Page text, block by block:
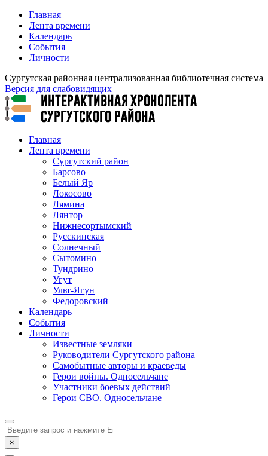
Главная
Лента времени
Календарь
События
Личности
Сургутская районная централизованная библиотечная система
Версия для слабовидящих
Главная
Лента времени
Сургутский район
Барсово
Белый Яр
Локосово
Лямина
Лянтор
Нижнесортымский
Русскинская
Солнечный
Сытомино
Тундрино
Угут
Ульт-Ягун
Федоровский
Календарь
События
Личности
Известные земляки
Руководители Сургутского района
Самобытные авторы и краеведы
Герои войны. Односельчане
Участники боевых действий
Герои СВО. Односельчане
×